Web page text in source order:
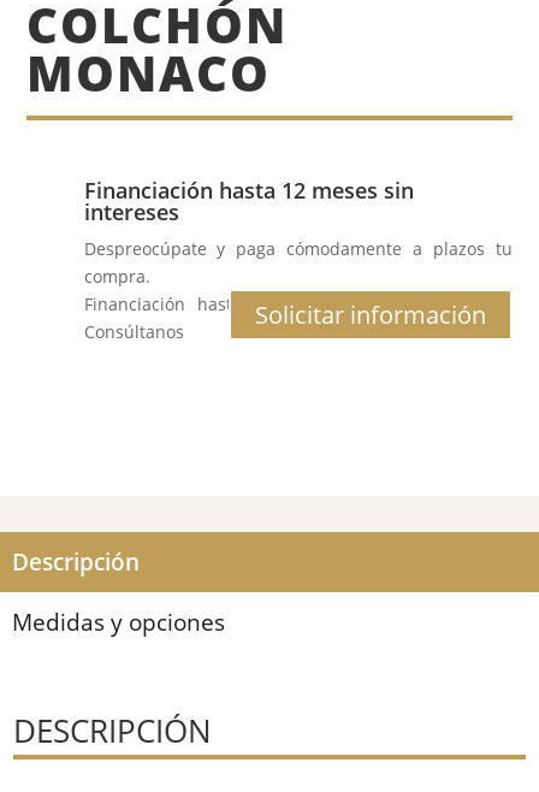
COLCHÓN
MONACO
Financiación hasta 12 meses sin
intereses
Despreocúpate y paga cómodamente a plazos tu
compra.
Financiación hasta 12 meses al 0% de interés.
Consúltanos
Solicitar información
Descripción
Medidas y opciones
DESCRIPCIÓN